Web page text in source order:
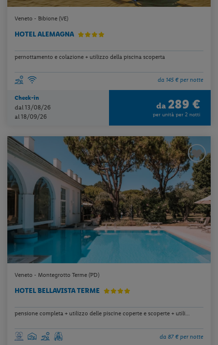
Veneto - Bibione (VE)
HOTEL ALEMAGNA
pernottamento e colazione + utilizzo della piscina scoperta
da 145 € per notte
Check-in
dal 13/08/26
al 18/09/26
da 289 €
per unità per 2 notti
Veneto - Montegrotto Terme (PD)
HOTEL BELLAVISTA TERME
pensione completa + utilizzo delle piscine coperte e scoperte + utili...
da 87 € per notte